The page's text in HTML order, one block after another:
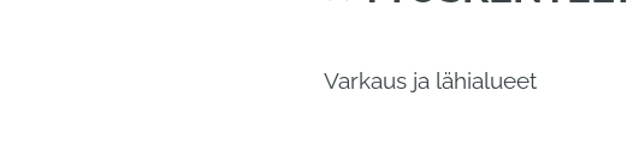
Varkaus ja lähialueet